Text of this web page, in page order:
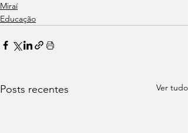
Miraí
Educação
Posts recentes Ver tudo